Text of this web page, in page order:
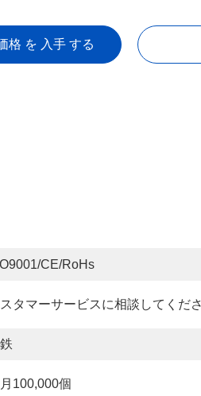
格 を 入手 する
CE/RoHs
タマーサービスに相談してくだ
100,000個